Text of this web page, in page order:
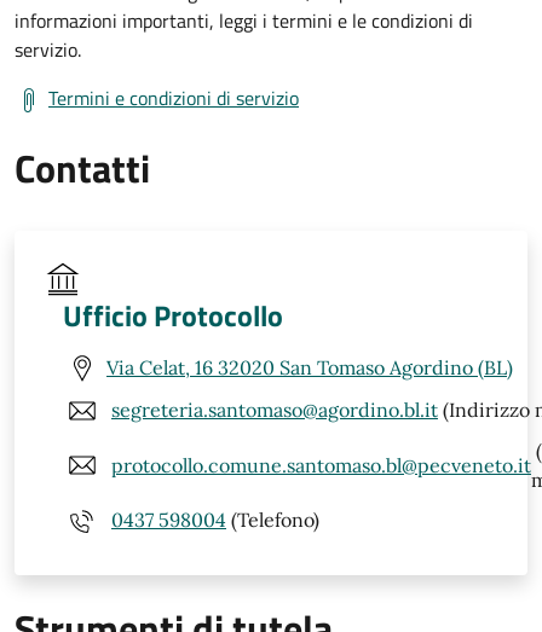
informazioni importanti, leggi i termini e le condizioni di
servizio.
Termini e condizioni di servizio
Contatti
Ufficio Protocollo
Via Celat, 16 32020 San Tomaso Agordino (BL)
segreteria.santomaso@agordino.bl.it (Indirizzo
protocollo.comune.santomaso.bl@pecveneto.it
0437 598004 (Telefono)